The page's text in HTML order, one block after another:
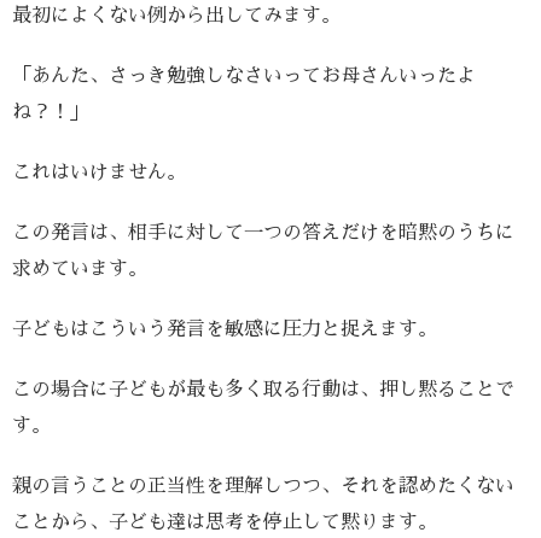
最初によくない例から出してみます。
「あんた、さっき勉強しなさいってお母さんいったよ
ね？！」
これはいけません。
この発言は、相手に対して一つの答えだけを暗黙のうちに
求めています。
子どもはこういう発言を敏感に圧力と捉えます。
この場合に子どもが最も多く取る行動は、押し黙ることで
す。
親の言うことの正当性を理解しつつ、それを認めたくない
ことから、子ども達は思考を停止して黙ります。